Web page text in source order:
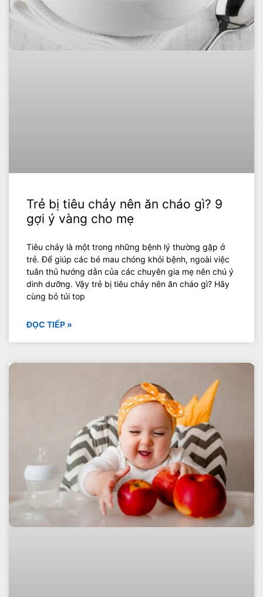
Trẻ bị tiêu chảy nên ăn cháo gì? 9
gợi ý vàng cho mẹ
Tiêu chảy là một trong những bệnh lý thường gặp ở
trẻ. Để giúp các bé mau chóng khỏi bệnh, ngoài việc
tuân thủ hướng dẫn của các chuyên gia mẹ nên chú ý
dinh dưỡng. Vậy trẻ bị tiêu chảy nên ăn cháo gì? Hãy
cùng bỏ túi top
ĐỌC TIẾP »